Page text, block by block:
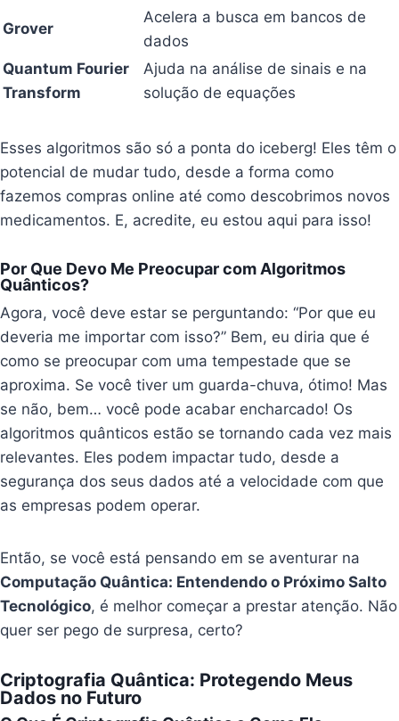
Grover
Acelera a busca em bancos de
dados
Quantum Fourier
Transform
Ajuda na análise de sinais e na
solução de equações
Esses algoritmos são só a ponta do iceberg! Eles têm o
potencial de mudar tudo, desde a forma como
fazemos compras online até como descobrimos novos
medicamentos. E, acredite, eu estou aqui para isso!
Por Que Devo Me Preocupar com Algoritmos
Quânticos?
Agora, você deve estar se perguntando: “Por que eu
deveria me importar com isso?” Bem, eu diria que é
como se preocupar com uma tempestade que se
aproxima. Se você tiver um guarda-chuva, ótimo! Mas
se não, bem… você pode acabar encharcado! Os
algoritmos quânticos estão se tornando cada vez mais
relevantes. Eles podem impactar tudo, desde a
segurança dos seus dados até a velocidade com que
as empresas podem operar.
Então, se você está pensando em se aventurar na
Computação Quântica: Entendendo o Próximo Salto
Tecnológico, é melhor começar a prestar atenção. Não
quer ser pego de surpresa, certo?
Criptografia Quântica: Protegendo Meus
Dados no Futuro